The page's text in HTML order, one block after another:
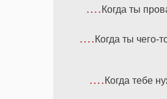
…. Когда ты
…. Когда ты чего-
…. Когда тебе